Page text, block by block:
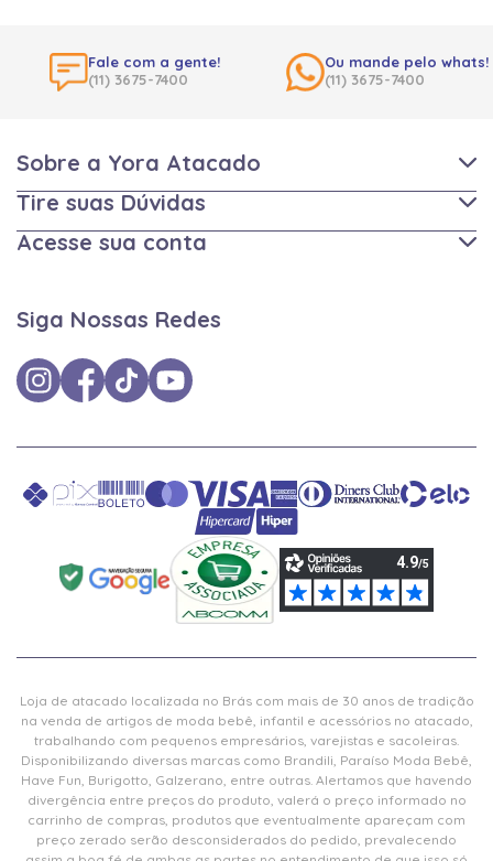
Fale com a gente!
(11) 3675-7400
Ou mande pelo whats!
(11) 3675-7400
Sobre a Yora Atacado
Tire suas Dúvidas
Acesse sua conta
Siga Nossas Redes
Loja de atacado localizada no Brás com mais de 30 anos de tradição
na venda de artigos de moda bebê, infantil e acessórios no atacado,
trabalhando com pequenos empresários, varejistas e sacoleiras.
Disponibilizando diversas marcas como Brandili, Paraíso Moda Bebê,
Have Fun, Burigotto, Galzerano, entre outras. Alertamos que havendo
divergência entre preços do produto, valerá o preço informado no
carrinho de compras, produtos que eventualmente apareçam com
preço zerado serão desconsiderados do pedido, prevalecendo